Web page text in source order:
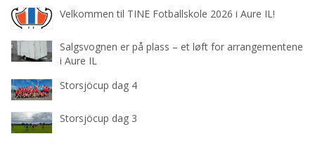
Velkommen til TINE Fotballskole 2026 i Aure IL!
Salgsvognen er på plass – et løft for arrangementene
i Aure IL
Storsjöcup dag 4
Storsjöcup dag 3